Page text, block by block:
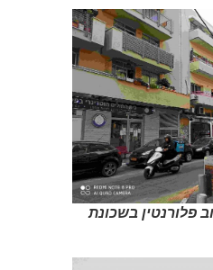
פלורנטין בשכונת